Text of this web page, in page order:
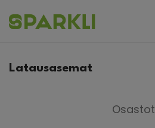
Latausasemat
Osastot